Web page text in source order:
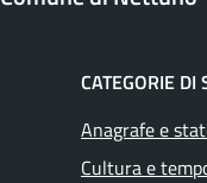
CATEGORIE DI
Anagrafe e
Cultura e